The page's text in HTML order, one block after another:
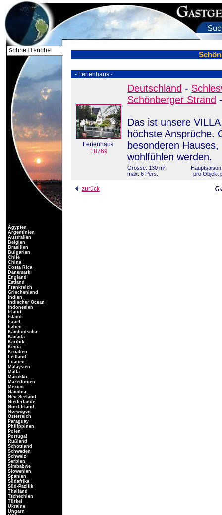
- Ferienhaus -
Ferienhaus:
18769
Deutschland -
Schönberger Strand
Das ist unsere
höchste Ansprüche.
besonderen
wohlfühlen werden.
Grösse: 130 m²
max. 6 Pers.
pro Objekt
zurück
Ägypten
Argentinien
Australien
Belgien
Brasilien
Bulgarien
Chile
China
Costa Rica
Dänemark
England
Estland
Frankreich
Griechenland
Indien
Indischer Ocean
Indonesien
Irland
Island
Israel
Italien
Kambodscha
Kanada
Karibik
Kenia
Kroatien
Lettland
Litauen
Malaysien
Malta
Marokko
Mazedonien
Mexico
Namibia
Neu Seeland
Niederlande
Nord-Irland
Norwegen
Österreich
Paraguay
Philippinen
Polen
Portugal
Rußland
Schottland
Schweden
Schweiz
Serbien
Simbabwe
Slowenien
Spanien
Südafrika
Süd-Pazifik
Thailand
Tschechien
Türkei
Ukraine
Ungarn